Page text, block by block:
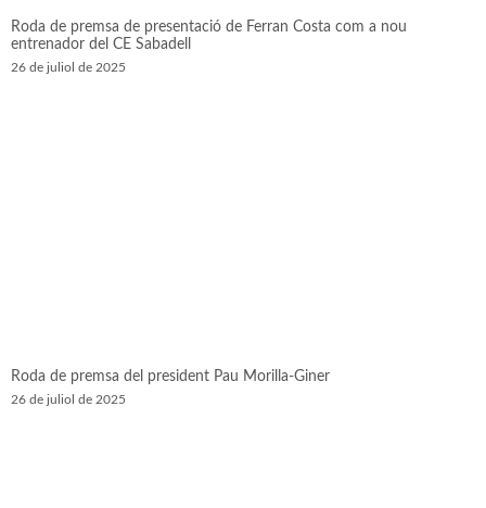
Roda de premsa de presentació de Ferran Costa com a nou
entrenador del CE Sabadell
26 de juliol de 2025
Roda de premsa del president Pau Morilla-Giner
26 de juliol de 2025